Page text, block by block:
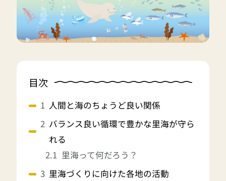
目次
人間と海のちょうど良い関係
バランス良い循環で豊かな里海が守ら
れる
里海って何だろう？
里海づくりに向けた各地の活動